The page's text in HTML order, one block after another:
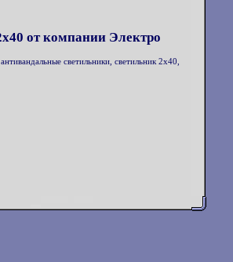
от компании Электро
светильники, светильник 2х40,